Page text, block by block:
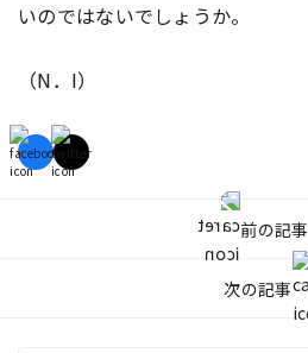
いのではないでしょうか。
（N．I）
前の記事
次の記事